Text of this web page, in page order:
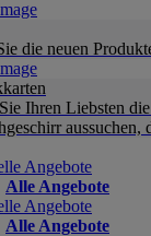
die neuen
Ihren Liebsten
aussuchen,
Angebote
Alle Angebote
Angebote
Alle Angebote